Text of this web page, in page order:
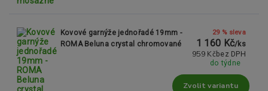
Kovové garnýže jednořadé 19mm -
ROMA Beluna crystal chromované
29 % sleva
1 160 Kč/ks
959 Kč bez DPH
do týdne
Zvolit variantu